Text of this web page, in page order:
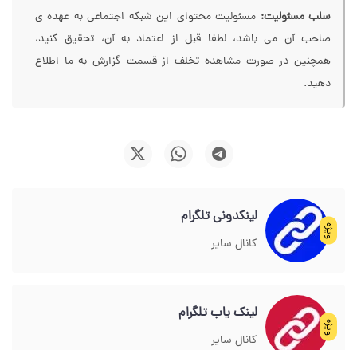
سلب مسئولیت: مسئولیت محتوای این شبکه اجتماعی به عهده ی
صاحب آن می باشد، لطفا قبل از اعتماد به آن، تحقیق کنید،
همچنین در صورت مشاهده تخلف از قسمت گزارش به ما اطلاع
دهید.
ویژه
لینکدونی تلگرام
کانال سایر
ویژه
لینک یاب تلگرام
کانال سایر